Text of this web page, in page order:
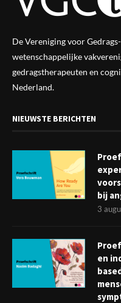
De Vereniging voor
wetenschappelijke vak
gedragstherapeuten en
Nederland.
NIEUWSTE BERICHTEN
bij
3
en